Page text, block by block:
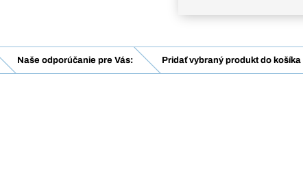
Naše odporúčanie pre Vás: Pridať vybraný produkt do košíka